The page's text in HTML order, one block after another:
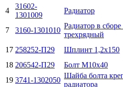
4
31602-
1301009
Радиатоp
7
3160-1301010
Радиатор в
трехрядный
17 258252-П29 Шплинт 1,2х150
18 206542-П29 Болт М10х40
19 3741-1302050
Шайба болта
радиатора